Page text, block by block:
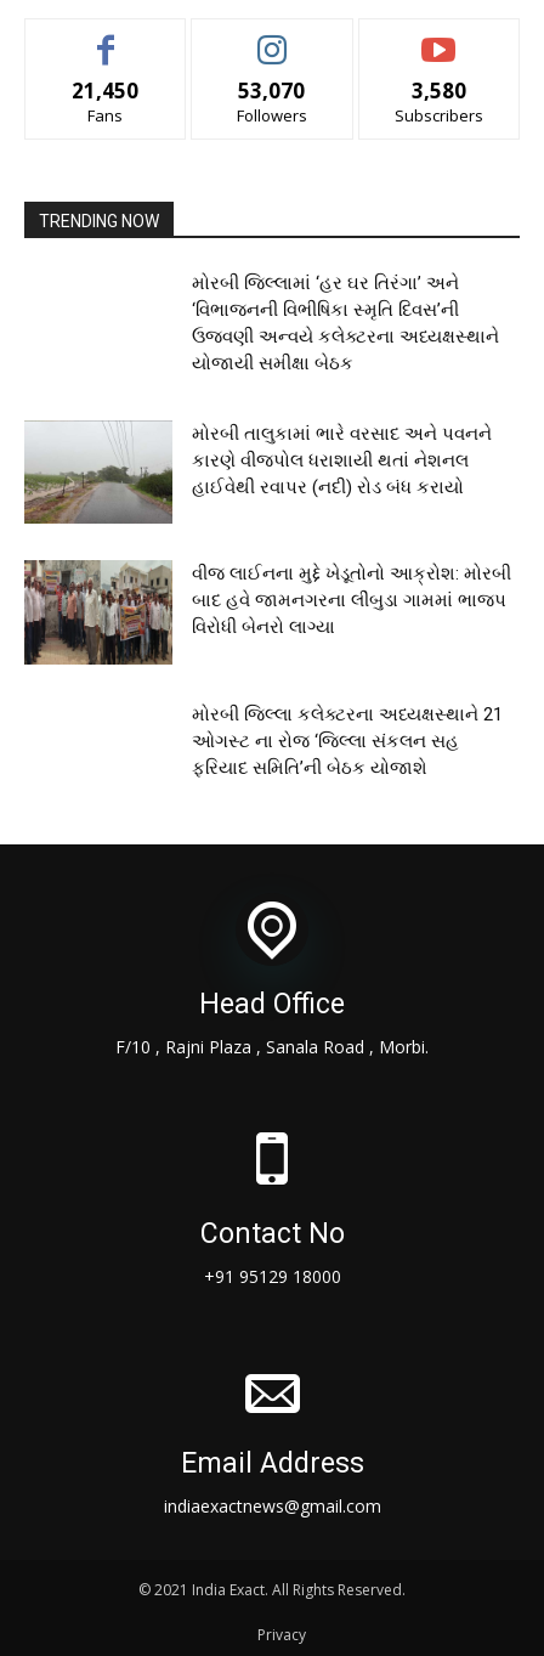
21,450
Fans
53,070
Followers
3,580
Subscribers
TRENDING NOW
મોરબી જિલ્લામાં ‘હર ઘર તિરંગા’ અને
‘વિભાજનની વિભીષિકા સ્મૃતિ દિવસ’ની
ઉજવણી અન્વયે કલેક્ટરના અધ્યક્ષસ્થાને
યોજાયી સમીક્ષા બેઠક
મોરબી તાલુકામાં ભારે વરસાદ અને પવનને
કારણે વીજપોલ ધરાશાયી થતાં નેશનલ
હાઈવેથી રવાપર (નદી) રોડ બંધ કરાયો
વીજ લાઈનના મુદ્દે ખેડૂતોનો આક્રોશ: મોરબી
બાદ હવે જામનગરના લીંબુડા ગામમાં ભાજપ
વિરોધી બેનરો લાગ્યા
મોરબી જિલ્લા કલેક્ટરના અધ્યક્ષસ્થાને 21
ઓગસ્ટ ના રોજ ‘જિલ્લા સંકલન સહ
ફરિયાદ સમિતિ’ની બેઠક યોજાશે
Head Office
F/10 , Rajni Plaza , Sanala Road , Morbi.
Contact No
+91 95129 18000
Email Address
indiaexactnews@gmail.com
© 2021 India Exact. All Rights Reserved.
Privacy